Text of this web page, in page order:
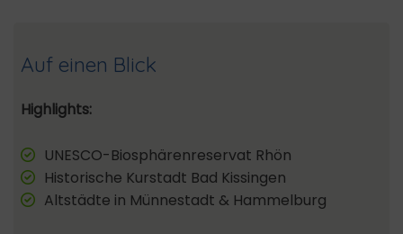
Auf einen Blick
Highlights:
UNESCO-Biosphärenreservat Rhön
Historische Kurstadt Bad Kissingen
Altstädte in Münnestadt & Hammelburg